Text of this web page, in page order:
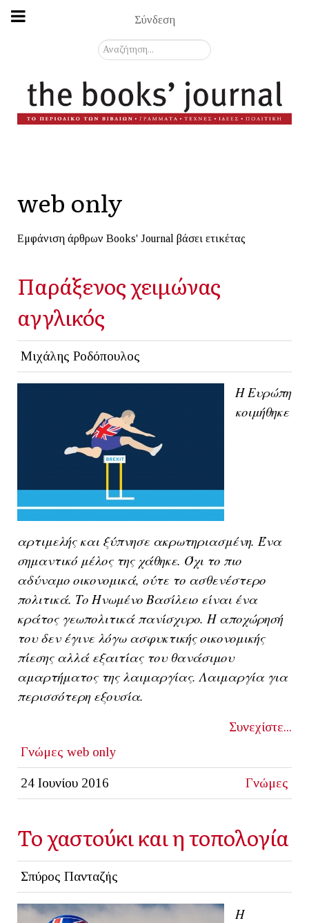
Σύνδεση
Αναζήτηση...
web only
Εμφάνιση άρθρων Books' Journal βάσει ετικέτας
Παράξενος χειμώνας
αγγλικός
Μιχάλης Ροδόπουλος
Η Ευρώπη
κοιμήθηκε
αρτιμελής και ξύπνησε ακρωτηριασμένη. Ένα
σημαντικό μέλος της χάθηκε. Όχι το πιο
αδύναμο οικονομικά, ούτε το ασθενέστερο
πολιτικά. Το Ηνωμένο Βασίλειο είναι ένα
κράτος γεωπολιτικά πανίσχυρο. Η αποχώρησή
του δεν έγινε λόγω ασφυκτικής οικονομικής
πίεσης αλλά εξαιτίας του θανάσιμου
αμαρτήματος της λαιμαργίας. Λαιμαργία για
περισσότερη εξουσία.
Συνεχίστε...
Γνώμες web only
24 Ιουνίου 2016 Γνώμες
Το χαστούκι και η τοπολογία
Σπύρος Πανταζής
Η